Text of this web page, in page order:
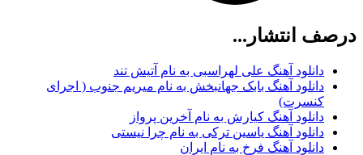
درصف انتشار...
دانلود آهنگ علی لهراسبی به نام آتیش تند
دانلود آهنگ بابک جهانبخش به نام میریم جنوب ( اجرای
کنسرت)
دانلود آهنگ کیارش به نام آخرین پرواز
دانلود آهنگ یاسین ترکی به نام چرا نیستی
دانلود آهنگ فرخ به نام ایران